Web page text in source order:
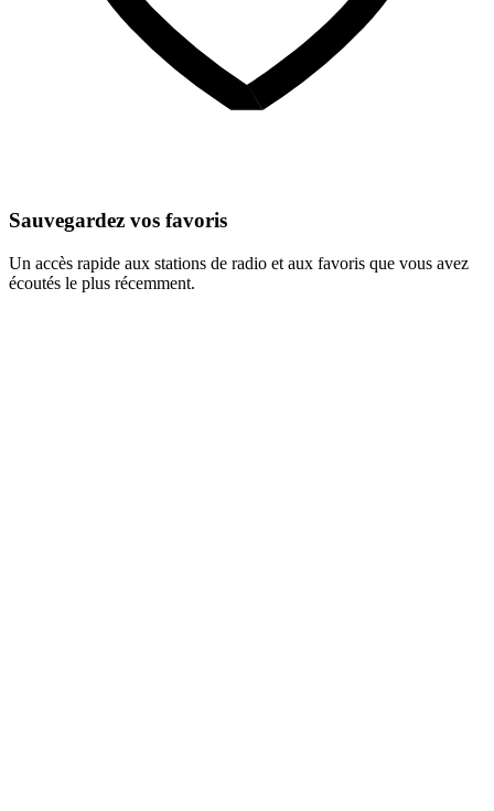
Sauvegardez vos favoris
Un accès rapide aux stations de radio et aux favoris que vous avez
écoutés le plus récemment.